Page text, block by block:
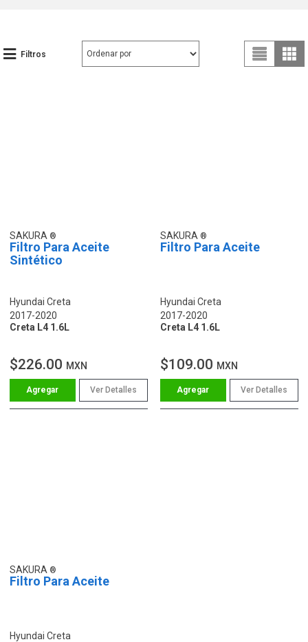
Filtros
SAKURA
Filtro Para Aceite
Sintético
Hyundai Creta
2017-2020
Creta L4 1.6L
$226.00 MXN
Ver Detalles
SAKURA
Filtro Para Aceite
Hyundai Creta
2017-2020
Creta L4 1.6L
$109.00 MXN
Ver Detalles
SAKURA
Filtro Para Aceite
Hyundai Creta